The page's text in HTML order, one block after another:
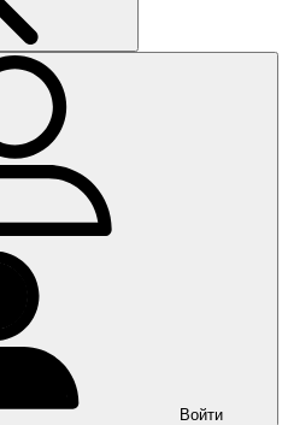
Войти